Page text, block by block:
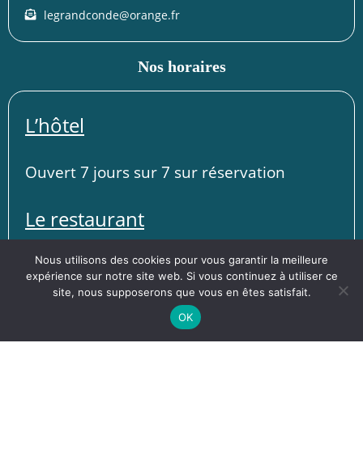
legrandconde@orange.fr
Nos horaires
L’hôtel
Ouvert 7 jours sur 7 sur réservation
Le restaurant
Ouvert le midi du mercredi au dimanche
Ouvert le vendredi et samedi soir
Nous utilisons des cookies pour vous garantir la meilleure
expérience sur notre site web. Si vous continuez à utiliser ce
site, nous supposerons que vous en êtes satisfait.
OK